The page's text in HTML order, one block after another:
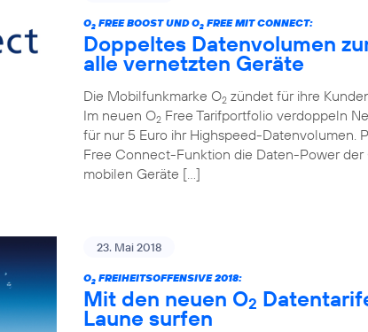
O2 FREE BOOST UND O2 FREE MIT CONNECT:
Doppeltes Datenvolumen
alle vernetzten Geräte
Die Mobilfunkmarke O2 zündet für ihre
Im neuen O2 Free Tarifportfolio verdoppeln
für nur 5 Euro ihr Highspeed-Datenvolumen.
Free Connect-Funktion die Daten-Power der
mobilen Geräte […]
23. Mai 2018
O2 FREIHEITSOFFENSIVE 2018:
Mit den neuen O2
Laune surfen